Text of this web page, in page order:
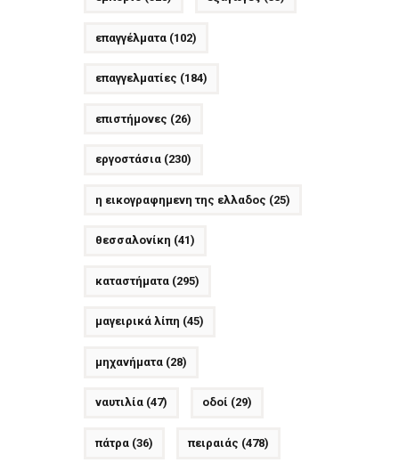
επαγγέλματα(102)
επαγγελματίες (184)
επιστήμονες (26)
εργοστάσια(230)
η εικογραφημενη της ελλαδος (25)
θεσσαλονίκη (41)
καταστήματα(295)
μαγειρικά λίπη (45)
μηχανήματα(28)
ναυτιλία(47) οδοί (29)
πάτρα(36) πειραιάς (478)